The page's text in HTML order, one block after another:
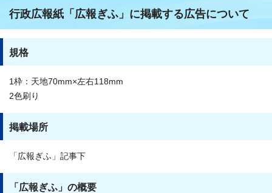
行政広報紙「広報ぎふ」に掲載する広告について
規格
1枠：天地70mm×左右118mm
2色刷り
掲載場所
「広報ぎふ」記事下
「広報ぎふ」の概要